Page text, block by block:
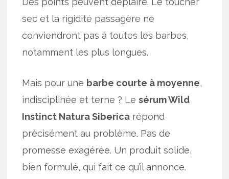
sec et la rigidité passagère ne
conviendront pas à toutes les barbes,
notamment les plus longues.
Mais pour une barbe courte à moyenne,
indisciplinée et terne ? Lesérum Wild
Instinct Natura Siberica répond
précisément au problème. Pas de
promesse exagérée. Un produit solide,
bien formulé, qui fait ce qu’il annonce.